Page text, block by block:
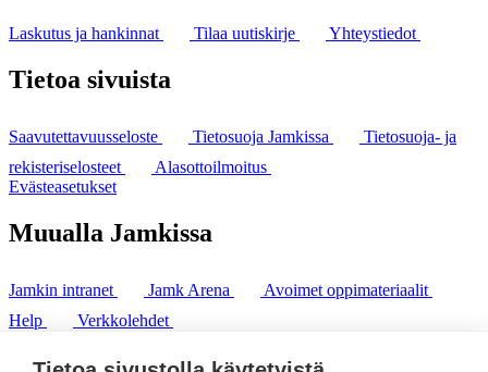
Laskutus ja hankinnat Tilaa uutiskirje Yhteystiedot
Tietoa sivuista
Saavutettavuusseloste Tietosuoja Jamkissa
Tietosuoja- ja
rekisteriselosteet
Alasottoilmoitus
Evästeasetukset
Muualla Jamkissa
Jamkin intranet Jamk Arena
Avoimet oppimateriaalit
Help
Verkkolehdet
puh. +358 20 743 8100